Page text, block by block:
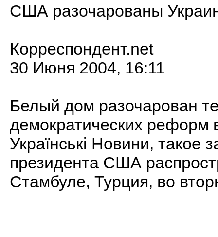
США разочарованы
Корреспондент.net
30 Июня 2004, 16:11
Белый дом разочарован
демократических реформ
Українські Новини, такое
президента США
Стамбуле, Турция, во